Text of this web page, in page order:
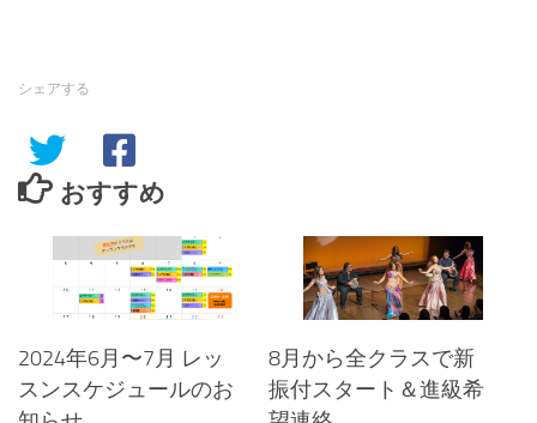
シェアする
おすすめ
2024年6月〜7月 レッ
スンスケジュールのお
8月から全クラスで新
振付スタート＆進級希